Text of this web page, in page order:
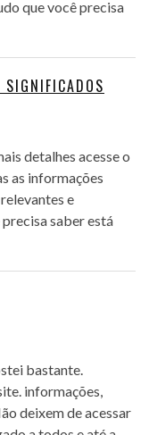
que você precisa
SIGNIFICADOS
detalhes acesse o
as informações
e
saber está
bastante.
informações,
deixem de acessar